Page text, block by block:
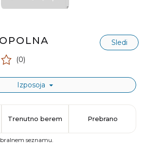
Sledi
(0)
Izposoja
Trenutno berem Prebrano
seznamu.